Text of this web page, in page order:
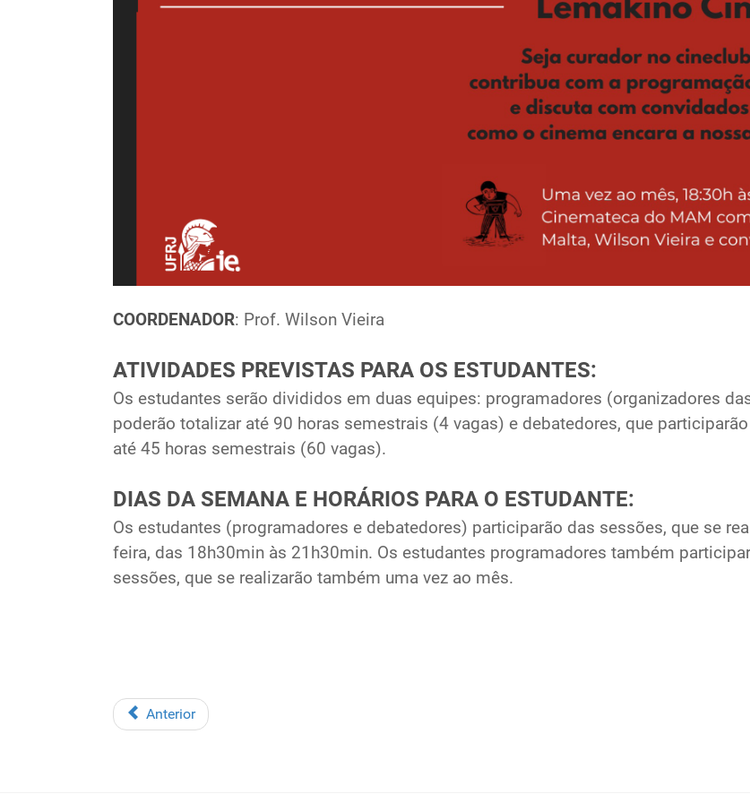
COORDENADOR: Prof. Wilson Vieira
ATIVIDADES PREVISTAS PARA OS ESTUDANTES:
Os estudantes serão divididos em duas equipes: programadores (organizadores
poderão totalizar até 90 horas semestrais (4 vagas) e debatedores, que
até 45 horas semestrais (60 vagas).
DIAS DA SEMANA E HORÁRIOS PARA O ESTUDANTE:
Os estudantes (programadores e debatedores) participarão das sessões, que se
feira, das 18h30min às 21h30min. Os estudantes programadores também
sessões, que se realizarão também uma vez ao mês.
Anterior